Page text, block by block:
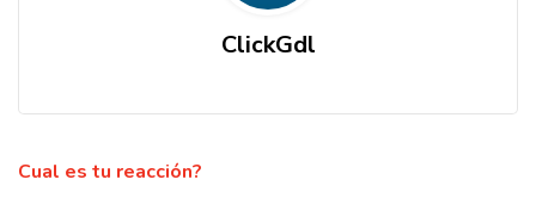
ClickGdl
Cual es tu reacción?